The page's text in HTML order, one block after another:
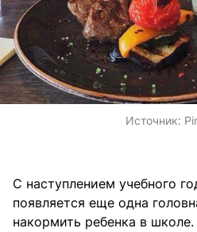
Источник:
С наступлением учебного
появляется еще одна
накормить ребенка в